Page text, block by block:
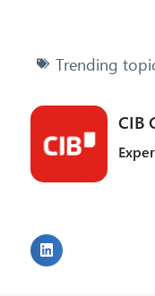
Trending
CIB